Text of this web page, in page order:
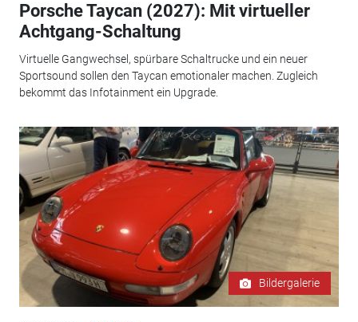
Porsche Taycan (2027): Mit virtueller
Achtgang-Schaltung
Virtuelle Gangwechsel, spürbare Schaltrucke und ein neuer
Sportsound sollen den Taycan emotionaler machen. Zugleich
bekommt das Infotainment ein Upgrade.
Bildergalerie